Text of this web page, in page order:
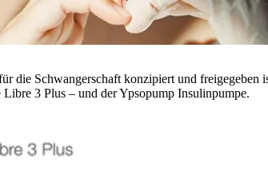
die Schwangerschaft konzipiert und
3 Plus – und der Ypsopump Insulinpumpe.